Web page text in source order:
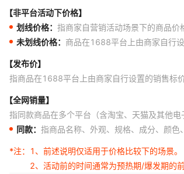
【非平台活动下价格】
划线价格： 指商家自营销活动场景下的商品价
未划线价格： 商品在1688平台上由商家自行
【发布价】
指商品在1688平台上由商家自行设置的销售标
【全网销量】
指同款商品在多个平台（含淘宝、天猫及其他
同款： 指商品名称、外观、规格、成分、颜色
*注：
1、前述说明仅适用于价格比较下的场景。
2、活动前的时间通常为预热期/爆发期的